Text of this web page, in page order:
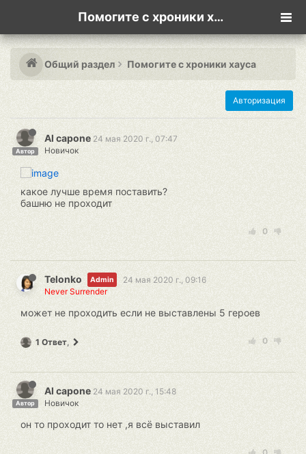
Помогите с хроники хауса
Общий раздел Помогите с хроники хауса
Авторизация
Автор
Al capone 24 мая 2020 г., 07:47
Новичок
какое лучше время поставить?
башню не проходит
0
Telonko Admin
24 мая 2020 г., 09:16
Never Surrender
может не проходить если не выставлены 5 героев
0
1 Ответ,
Автор
Al capone 24 мая 2020 г., 15:48
Новичок
он то проходит то нет ,я всё выставил